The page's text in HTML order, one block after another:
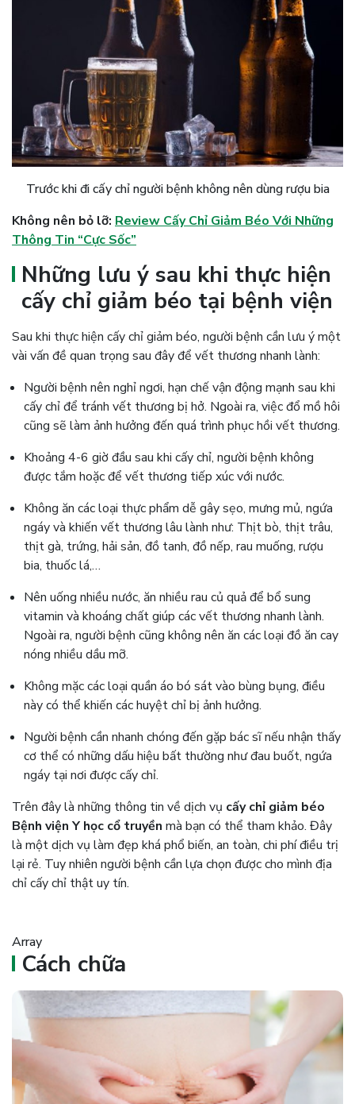
Trước khi đi cấy chỉ người bệnh không nên dùng rượu bia
Không nên bỏ lỡ: Review Cấy Chỉ Giảm Béo Với Những
Thông Tin “Cực Sốc”
Những lưu ý sau khi thực hiện
cấy chỉ giảm béo tại bệnh viện
Sau khi thực hiện cấy chỉ giảm béo, người bệnh cần lưu ý một
vài vấn đề quan trọng sau đây để vết thương nhanh lành:
Người bệnh nên nghỉ ngơi, hạn chế vận động mạnh sau khi
cấy chỉ để tránh vết thương bị hở. Ngoài ra, việc đổ mồ hôi
cũng sẽ làm ảnh hưởng đến quá trình phục hồi vết thương.
Khoảng 4-6 giờ đầu sau khi cấy chỉ, người bệnh không
được tắm hoặc để vết thương tiếp xúc với nước.
Không ăn các loại thực phẩm dễ gây sẹo, mưng mủ, ngứa
ngáy và khiến vết thương lâu lành như: Thịt bò, thịt trâu,
thịt gà, trứng, hải sản, đồ tanh, đồ nếp, rau muống, rượu
bia, thuốc lá,…
Nên uống nhiều nước, ăn nhiều rau củ quả để bổ sung
vitamin và khoáng chất giúp các vết thương nhanh lành.
Ngoài ra, người bệnh cũng không nên ăn các loại đồ ăn cay
nóng nhiều dầu mỡ.
Không mặc các loại quần áo bó sát vào bùng bụng, điều
này có thể khiến các huyệt chỉ bị ảnh hưởng.
Người bệnh cần nhanh chóng đến gặp bác sĩ nếu nhận thấy
cơ thể có những dấu hiệu bất thường như đau buốt, ngứa
ngáy tại nơi được cấy chỉ.
Trên đây là những thông tin về dịch vụ cấy chỉ giảm béo
Bệnh viện Y học cổ truyền mà bạn có thể tham khảo. Đây
là một dịch vụ làm đẹp khá phổ biến, an toàn, chi phí điều trị
lại rẻ. Tuy nhiên người bệnh cần lựa chọn được cho mình địa
chỉ cấy chỉ thật uy tín.
Array
Cách chữa